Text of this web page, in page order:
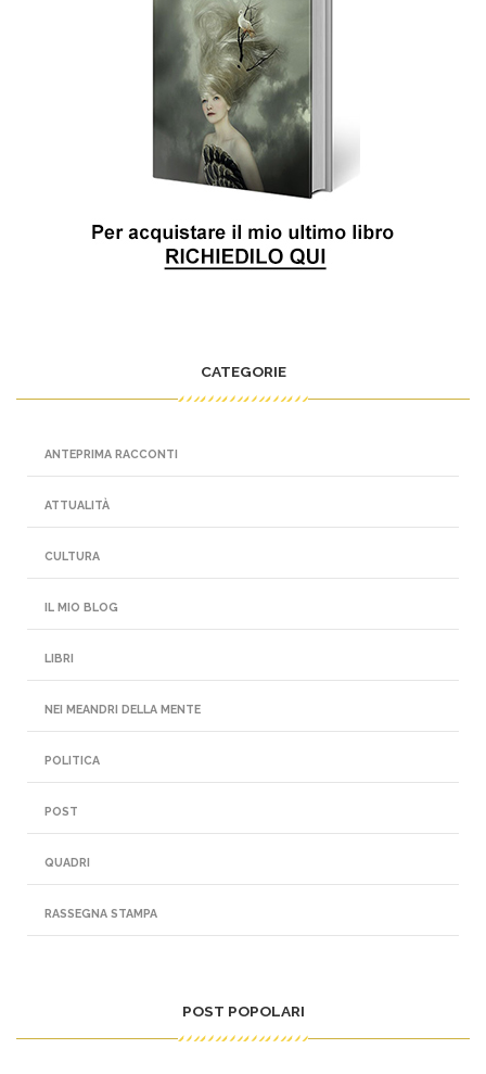
CATEGORIE
ANTEPRIMA RACCONTI
ATTUALITÀ
CULTURA
IL MIO BLOG
LIBRI
NEI MEANDRI DELLA MENTE
POLITICA
POST
QUADRI
RASSEGNA STAMPA
POST POPOLARI